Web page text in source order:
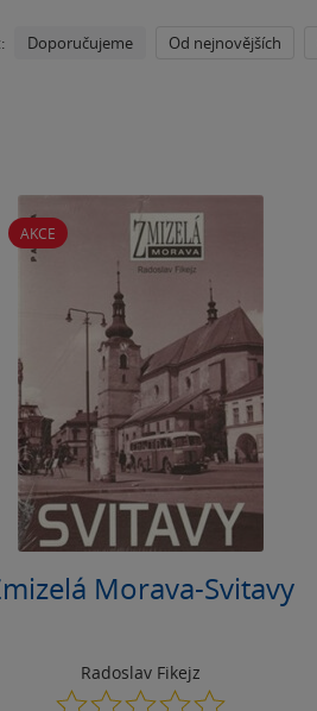
Doporučujeme Od nejnovějších
AKCE
Morava-Svitavy
Radoslav Fikejz
0.0